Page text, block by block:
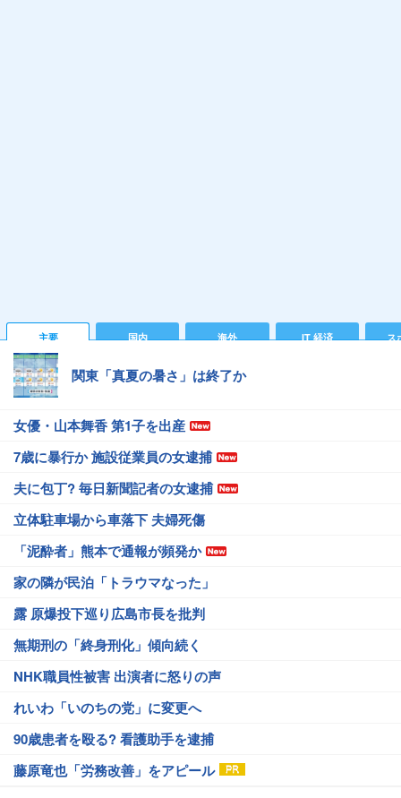
主要 国内 海外 IT 経済 ス
関東「真夏の暑さ」は終了か
女優・山本舞香 第1子を出産
7歳に暴行か 施設従業員の女逮捕
夫に包丁? 毎日新聞記者の女逮捕
立体駐車場から車落下 夫婦死傷
「泥酔者」熊本で通報が頻発か
家の隣が民泊「トラウマなった」
露 原爆投下巡り広島市長を批判
無期刑の「終身刑化」傾向続く
NHK職員性被害 出演者に怒りの声
れいわ「いのちの党」に変更へ
90歳患者を殴る? 看護助手を逮捕
藤原竜也「労務改善」をアピール